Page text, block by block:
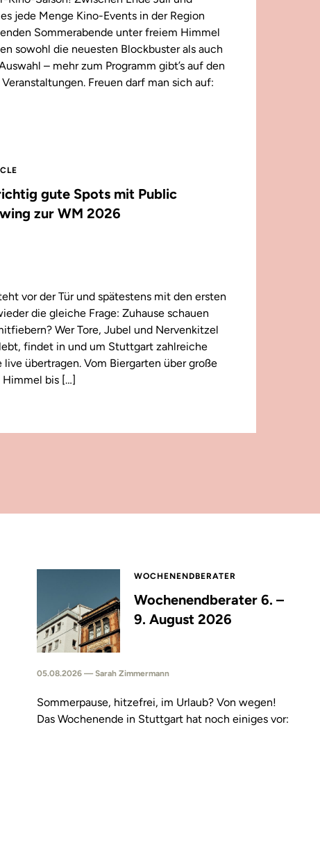
jede Menge Kino-Events in der Region
Sommerabende unter freiem Himmel
sowohl die neuesten Blockbuster als auch
– mehr zum Programm gibt’s auf den
Freuen darf man sich auf:
gute Spots mit Public
zur WM 2026
vor der Tür und spätestens mit den ersten
die gleiche Frage: Zuhause schauen
Wer Tore, Jubel und Nervenkitzel
findet in und um Stuttgart zahlreiche
übertragen. Vom Biergarten über große
bis […]
WOCHENENDBERATER
Wochenendberater 6. –
9. August 2026
05.08.2026 — Sarah Zimmermann
Sommerpause, hitzefrei, im Urlaub? Von wegen!
Das Wochenende in Stuttgart hat noch einiges vor: